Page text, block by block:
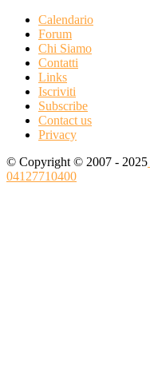
Calendario
Forum
Chi Siamo
Contatti
Links
Iscriviti
Subscribe
Contact us
Privacy
© Copyright © 2007 - 2025
04127710400